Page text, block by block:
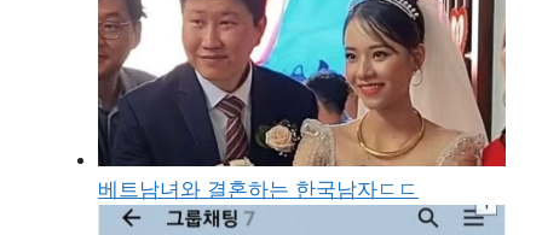
베트남녀와 결혼하는 한국남자ㄷㄷ